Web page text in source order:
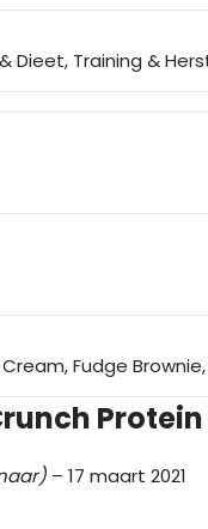
Dieet, Training &
,Fudge Brownie,
– 17 maart 2021